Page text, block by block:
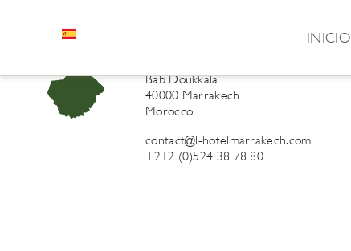
INICIO
Bab Doukkala
40000 Marrakech
Morocco
contact@l-hotelmarrakech.com
+212 (0)524 38 78 80